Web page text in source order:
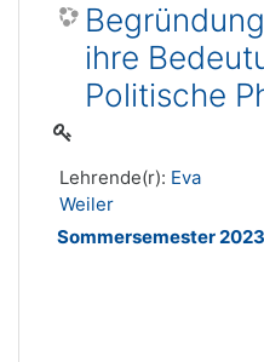
ihre
Politische
Lehrende(r): Eva
Weiler
Sommersemester 2023